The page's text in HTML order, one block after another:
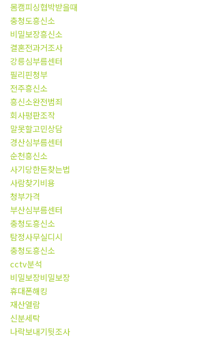
몸캠피싱협박받을때
충청도흥신소
비밀보장흥신소
결혼전과거조사
강릉심부름센터
필리핀청부
전주흥신소
흥신소완전범죄
회사평판조작
말못할고민상담
경산심부름센터
순천흥신소
사기당한돈찾는법
사람찾기비용
청부가격
부산심부름센터
충청도흥신소
탐정사무실디시
충청도흥신소
cctv분석
비밀보장비밀보장
휴대폰해킹
재산열람
신분세탁
나락보내기뒷조사